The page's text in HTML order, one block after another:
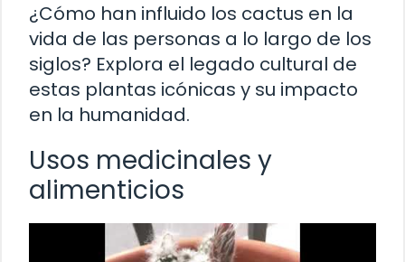
¿Cómo han influido los cactus en la
vida de las personas a lo largo de los
siglos? Explora el legado cultural de
estas plantas icónicas y su impacto
en la humanidad.
Usos medicinales y
alimenticios